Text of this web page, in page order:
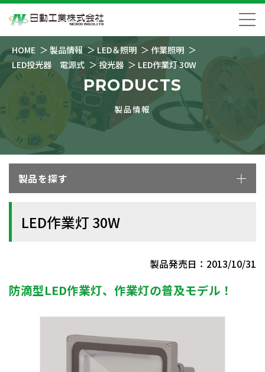
HOME 製品情報 LED＆照明
作業照明
LED投光器 電源式
投光器 LED作業灯 30W
PRODUCTS
製品情報
製品を探す
LED作業灯 30W
製品発売日：2013/10/31
防滴型LED作業灯、作業灯の普及モデル！